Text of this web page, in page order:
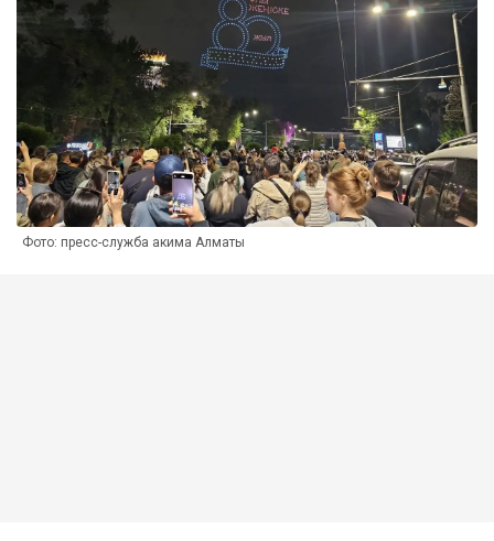
Фото: пресс-служба акима Алматы